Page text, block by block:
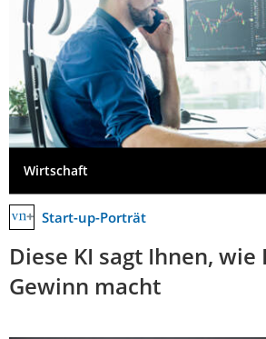
Wirtschaft
Start-up-Porträt
Diese KI sagt Ihnen, wie
Gewinn macht